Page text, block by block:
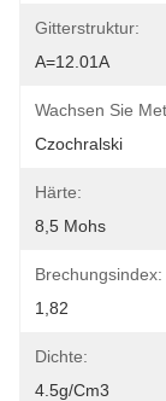
Gitterstruktur:
A=12.01A
Wachsen Sie
Czochralski
Härte:
8,5 Mohs
Brechungsindex:
1,82
Dichte:
4.5g/cm3